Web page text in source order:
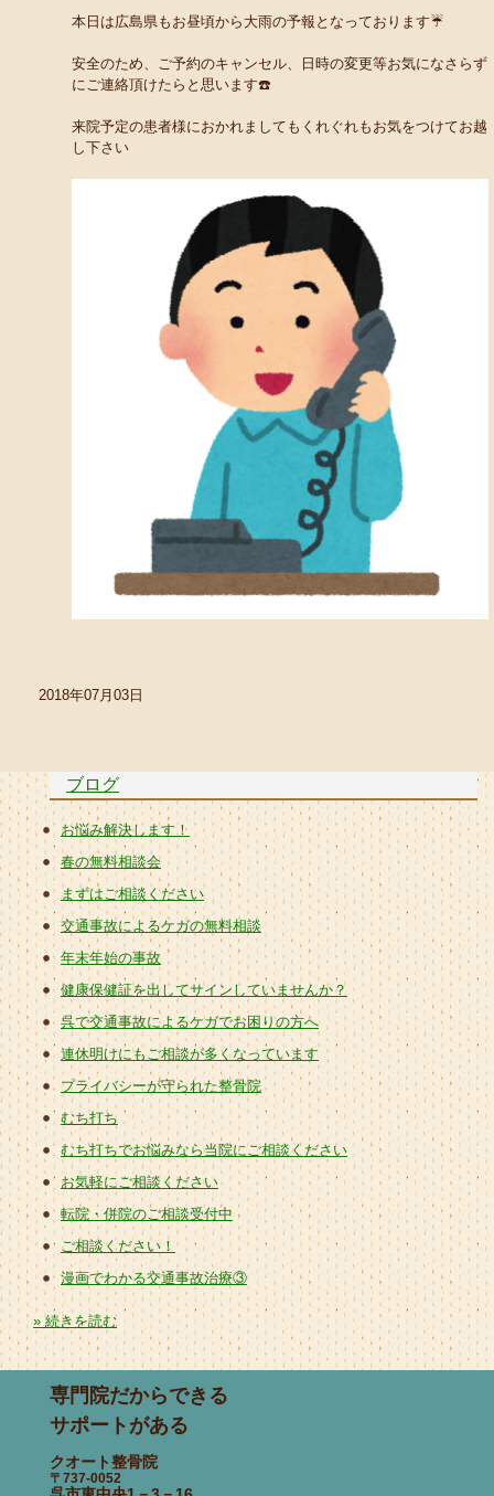
本日は広島県もお昼頃から大雨の予報となっております☔️
安全のため、ご予約のキャンセル、日時の変更等お気になさらず
にご連絡頂けたらと思います☎️
来院予定の患者様におかれましてもくれぐれもお気をつけてお越
し下さい
2018年07月03日
ブログ
お悩み解決します！
春の無料相談会
まずはご相談ください
交通事故によるケガの無料相談
年末年始の事故
健康保健証を出してサインしていませんか？
呉で交通事故によるケガでお困りの方へ
連休明けにもご相談が多くなっています
プライバシーが守られた整骨院
むち打ち
むち打ちでお悩みなら当院にご相談ください
お気軽にご相談ください
転院・併院のご相談受付中
ご相談ください！
漫画でわかる交通事故治療③
» 続きを読む
専門院だからできる
サポートがある
クオート整骨院
〒737-0052